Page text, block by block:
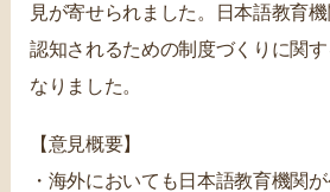
見が寄せられました。日本語教育
認知されるための制度づくりに関
なりました。
【意見概要】
・海外においても日本語教育機関